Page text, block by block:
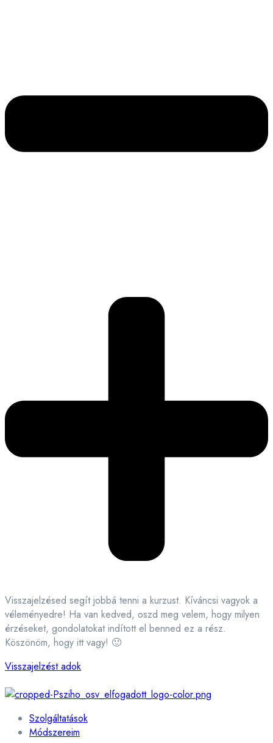
Visszajelzésed segít jobbá tenni a kurzust. Kíváncsi vagyok a
véleményedre! Ha van kedved, oszd meg velem, hogy milyen
érzéseket, gondolatokat indított el benned ez a rész.
Köszönöm, hogy itt vagy! 🙂
Visszajelzést adok
Szolgáltatások
Módszereim